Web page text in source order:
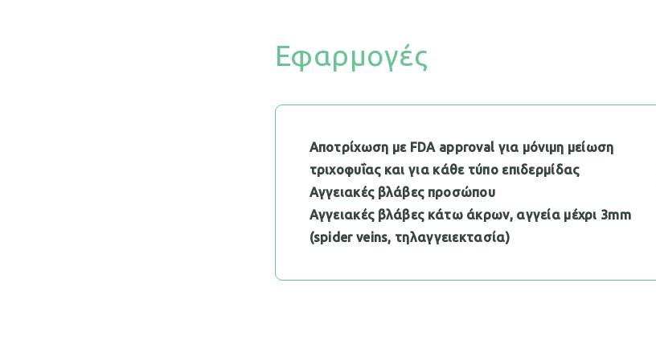
Εφαρμογές
Αποτρίχωση με FDA approval για μόνιμη μείωση
τριχοφυΐας και για κάθε τύπο επιδερμίδας
Αγγειακές βλάβες προσώπου
Αγγειακές βλάβες κάτω άκρων, αγγεία μέχρι 3mm
(spider veins, τηλαγγειεκτασία)